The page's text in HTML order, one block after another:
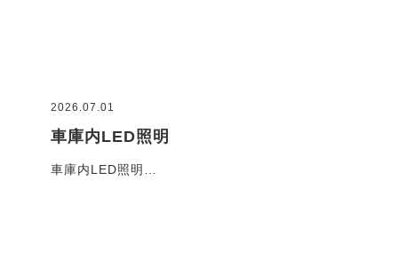
2026.07.01
車庫内LED照明
車庫内LED照明…